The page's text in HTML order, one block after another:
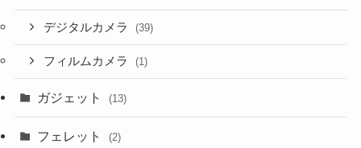
デジタルカメラ (39)
フィルムカメラ (1)
ガジェット (13)
フェレット (2)